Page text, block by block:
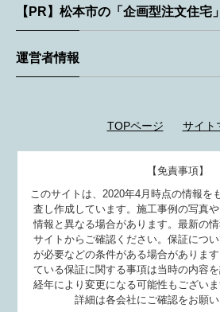
【PR】松本市の「企画型注文住宅
運営者情報
TOPページ サイト
【免責事項】
このサイトは、2020年4月時点の情報を
査し作成しています。施工事例の写真
情報と異なる場合があります。最新の
サイトからご確認ください。保証につ
が必要などの条件がある場合がありま
ている保証に関する事項は当時の内容を
経年により変更になる可能性もござい
詳細は各会社にご確認をお願い